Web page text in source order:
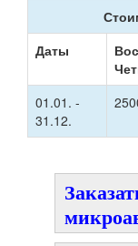
Даты
01.01. -
31.12.